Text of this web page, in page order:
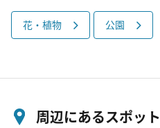
花・植物 公園
周辺にあるスポット